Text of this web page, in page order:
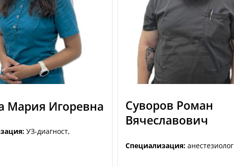
Мария Игоревна
УЗ-диагност,
Суворов Роман
Вячеславович
Специализация: анестезиолог